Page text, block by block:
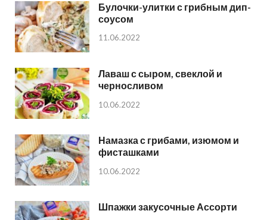
Булочки-улитки с грибным дип-
соусом
11.06.2022
Лаваш с сыром, свеклой и
черносливом
10.06.2022
Намазка с грибами, изюмом и
фисташками
10.06.2022
Шпажки закусочные Ассорти